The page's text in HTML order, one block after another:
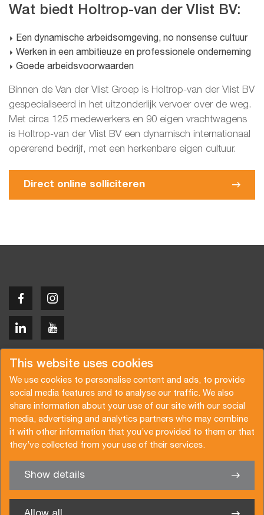
This website uses cookies
We use cookies to personalise content and ads, to provide
social media features and to analyse our traffic. We also
share information about your use of our site with our social
media, advertising and analytics partners who may combine
it with other information that you’ve provided to them or that
they’ve collected from your use of their services.
Show details
Wat biedt Holtrop-van der Vlist BV:
Een dynamische arbeidsomgeving, no nonsense cultuur
Werken in een ambitieuze en professionele onderneming
Goede arbeidsvoorwaarden
Binnen de Van der Vlist Groep is Holtrop-van der Vlist BV
gespecialiseerd in het uitzonderlijk vervoer over de weg.
Met circa 125 medewerkers en 90 eigen vrachtwagens
is Holtrop-van der Vlist BV een dynamisch internationaal
opererend bedrijf, met een herkenbare eigen cultuur.
Direct online solliciteren
We’re glad to help you
Copyright © 2026 Van der Vlist
Request a quote
Subscribe to the newsletter
General terms and conditions
Privacy policy
Brochure
Certifications